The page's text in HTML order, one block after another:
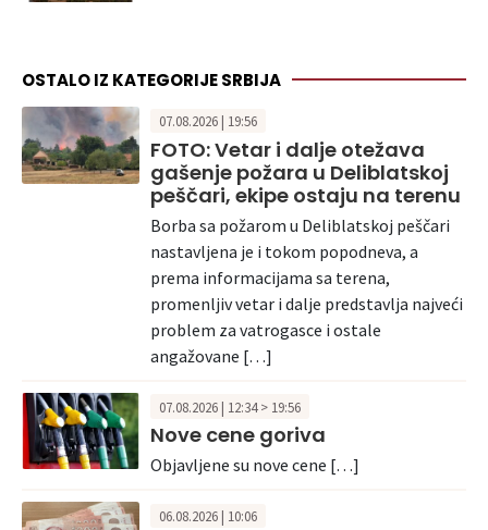
OSTALO IZ KATEGORIJE SRBIJA
07.08.2026 | 19:56
FOTO: Vetar i dalje otežava
gašenje požara u Deliblatskoj
peščari, ekipe ostaju na terenu
Borba sa požarom u Deliblatskoj peščari
nastavljena je i tokom popodneva, a
prema informacijama sa terena,
promenljiv vetar i dalje predstavlja najveći
problem za vatrogasce i ostale
angažovane […]
07.08.2026 | 12:34 > 19:56
Nove cene goriva
Objavljene su nove cene […]
06.08.2026 | 10:06